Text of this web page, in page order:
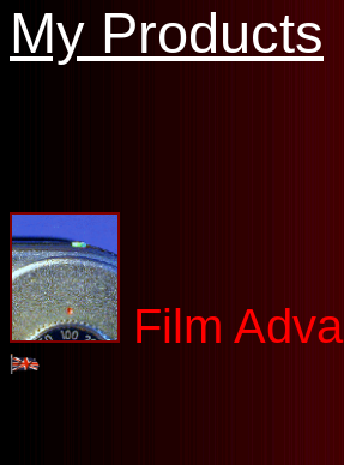
My Products
Film